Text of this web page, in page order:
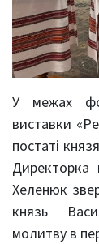
У межах
виставки
постаті
Директорка
Хеленюк
князь
молитву в